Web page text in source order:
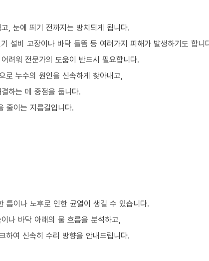
, 눈에 띄기 전까지는 방치되게 됩니다.
설비 고장이나 바닥 들뜸 등 여러가지 피해가 발생하기도 합니
려워 전문가의 도움이 반드시 필요합니다.
로 누수의 원인을 신속하게 찾아내고,
하는 데 중점을 둡니다.
줄이는 지름길입니다.
틈이나 노후로 인한 균열이 생길 수 있습니다.
나 바닥 아래의 물 흐름을 분석하고,
하여 신속히 수리 방향을 안내드립니다.